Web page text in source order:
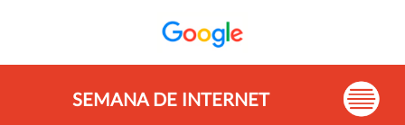
SEMANA DE INTERNET